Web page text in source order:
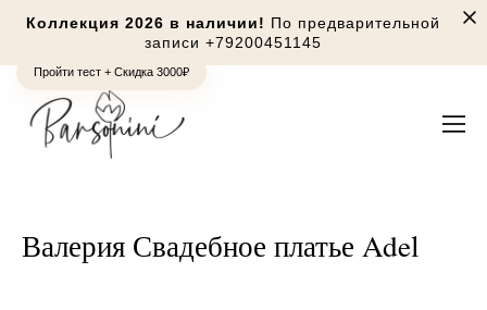
Пройти тест + Скидка 3000₽
Коллекция 2026 в наличии! По предварительной
записи +79200451145
Валерия Свадебное платье Adel